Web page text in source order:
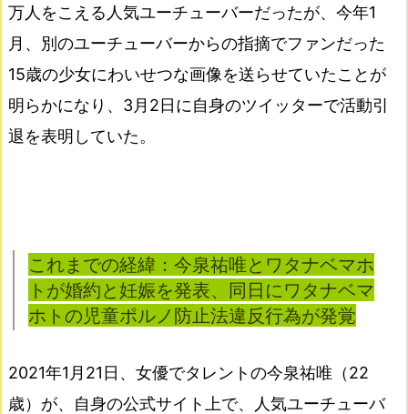
万人をこえる人気ユーチューバーだったが、今年1
月、別のユーチューバーからの指摘でファンだった
15歳の少女にわいせつな画像を送らせていたことが
明らかになり、3月2日に自身のツイッターで活動引
退を表明していた。
これまでの経緯：今泉祐唯とワタナベマホ
トが婚約と妊娠を発表、同日にワタナベマ
ホトの児童ポルノ防止法違反行為が発覚
2021年1月21日、女優でタレントの今泉祐唯（22
歳）が、自身の公式サイト上で、人気ユーチューバ